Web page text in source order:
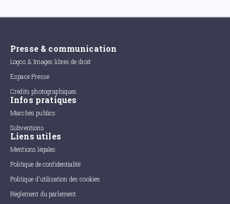
Presse & communication
Logos & Images libres de droit
Espace Presse
Crédits photographiques
Infos pratiques
Marchés publics
Subventions
Liens utiles
Mentions légales
Politique de confidentialité
Politique d'utilisation des cookies
Règlement du parlement